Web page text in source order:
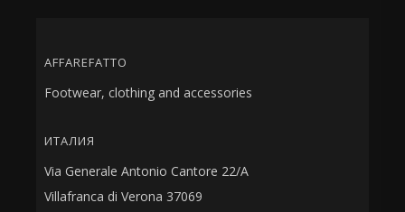
AFFAREFATTO
Footwear, clothing and accessories
ИТАЛИЯ
Via Generale Antonio Cantore 22/A
Villafranca di Verona 37069